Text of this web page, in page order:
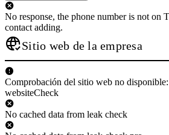
No response, the phone number is not on
contact adding.
Sitio web de la empresa
Comprobación del sitio web no
websiteCheck
No cached data from leak check